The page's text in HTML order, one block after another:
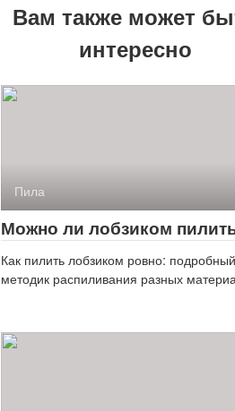
Вам также может
интересно
Пила
Можно ли лобзиком
Как пилить лобзиком ровно:
методик распиливания разных